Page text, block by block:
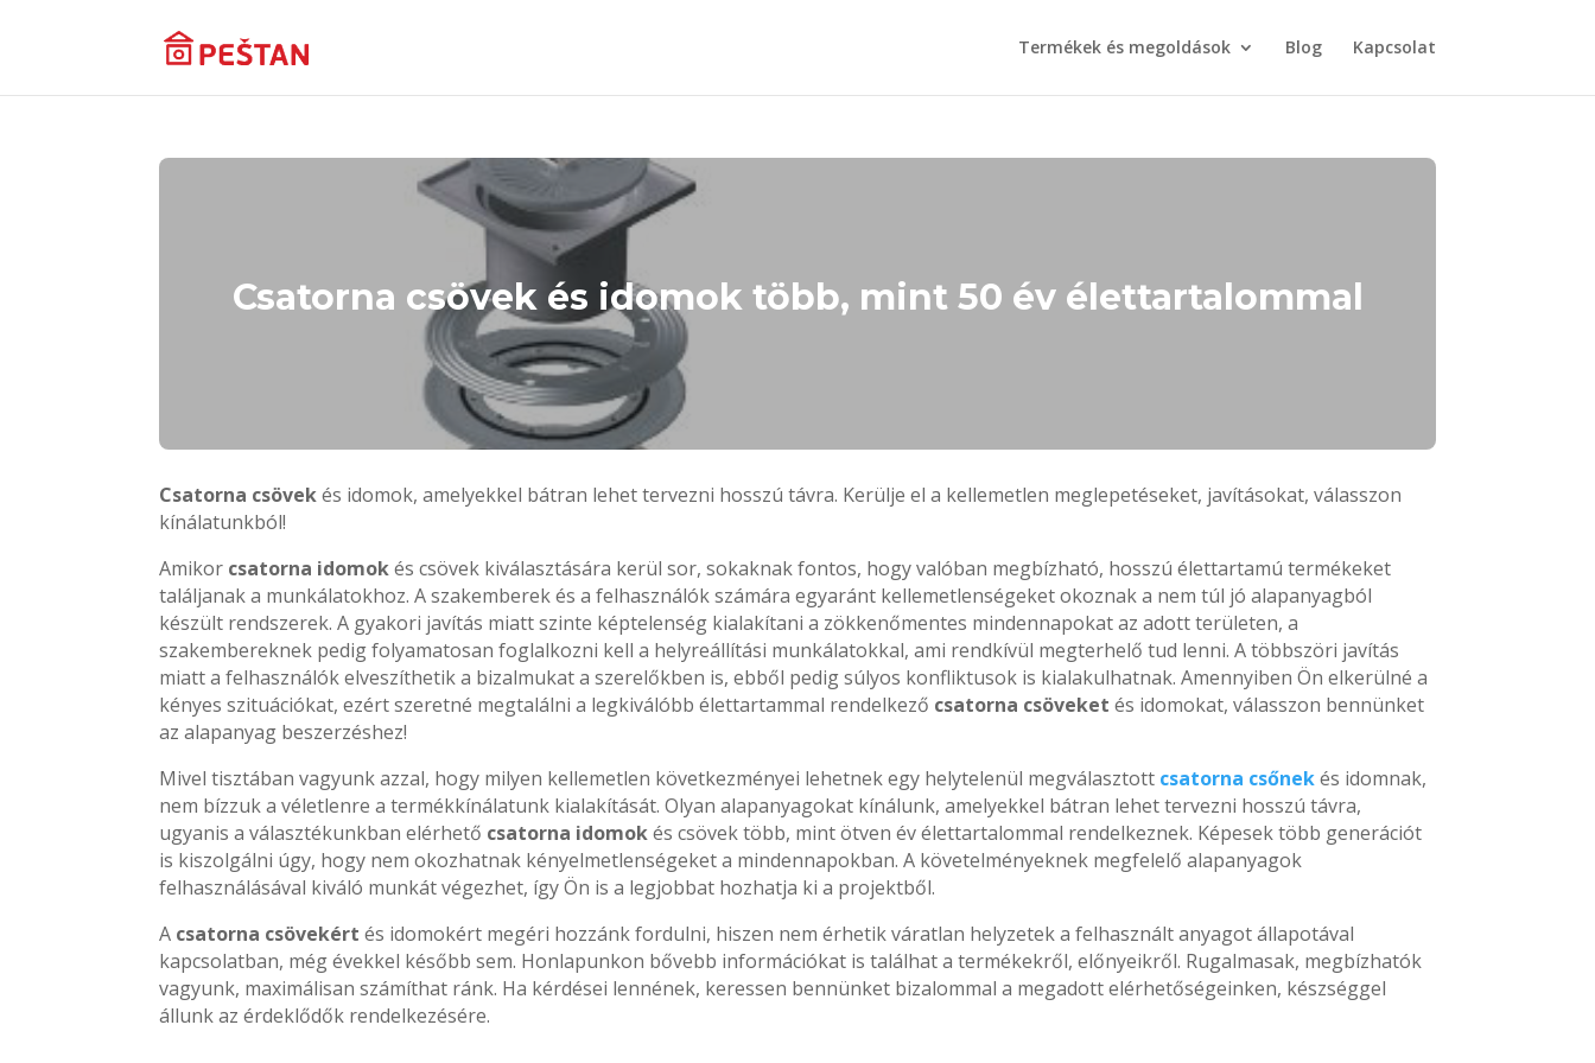
Termékek és megoldások Blog Kapcsolat
Csatorna csövek és idomok több, mint 50 év élettartalommal
Csatorna csövekés idomok, amelyekkel bátran lehet tervezni hosszú távra. Kerülje el a kellemetlen meglepetéseket, javításokat, válasszon
kínálatunkból!
Amikor csatorna idomokés csövek kiválasztására kerül sor, sokaknak fontos, hogy valóban megbízható, hosszú élettartamú termékeket
találjanak a munkálatokhoz. A szakemberek és a felhasználók számára egyaránt kellemetlenségeket okoznak a nem túl jó alapanyagból
készült rendszerek. A gyakori javítás miatt szinte képtelenség kialakítani a zökkenőmentes mindennapokat az adott területen, a
szakembereknek pedig folyamatosan foglalkozni kell a helyreállítási munkálatokkal, ami rendkívül megterhelő tud lenni. A többszöri javítás
miatt a felhasználók elveszíthetik a bizalmukat a szerelőkben is, ebből pedig súlyos konfliktusok is kialakulhatnak. Amennyiben Ön elkerülné a
kényes szituációkat, ezért szeretné megtalálni a legkiválóbb élettartammal rendelkező csatorna csöveket és idomokat, válasszon bennünket
az alapanyag beszerzéshez!
Mivel tisztában vagyunk azzal, hogy milyen kellemetlen következményei lehetnek egy helytelenül megválasztott csatorna csőnekés idomnak,
nem bízzuk a véletlenre a termékkínálatunk kialakítását. Olyan alapanyagokat kínálunk, amelyekkel bátran lehet tervezni hosszú távra,
ugyanis a választékunkban elérhető csatorna idomokés csövek több, mint ötven év élettartalommal rendelkeznek. Képesek több generációt
is kiszolgálni úgy, hogy nem okozhatnak kényelmetlenségeket a mindennapokban. A követelményeknek megfelelő alapanyagok
felhasználásával kiváló munkát végezhet, így Ön is a legjobbat hozhatja ki a projektből.
A csatorna csövekért és idomokért megéri hozzánk fordulni, hiszen nem érhetik váratlan helyzetek a felhasznált anyagot állapotával
kapcsolatban, még évekkel később sem. Honlapunkon bővebb információkat is találhat a termékekről, előnyeikről. Rugalmasak, megbízhatók
vagyunk, maximálisan számíthat ránk. Ha kérdései lennének, keressen bennünket bizalommal a megadott elérhetőségeinken, készséggel
állunk az érdeklődők rendelkezésére.